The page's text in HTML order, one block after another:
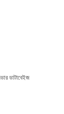
ডাটাবেইজ